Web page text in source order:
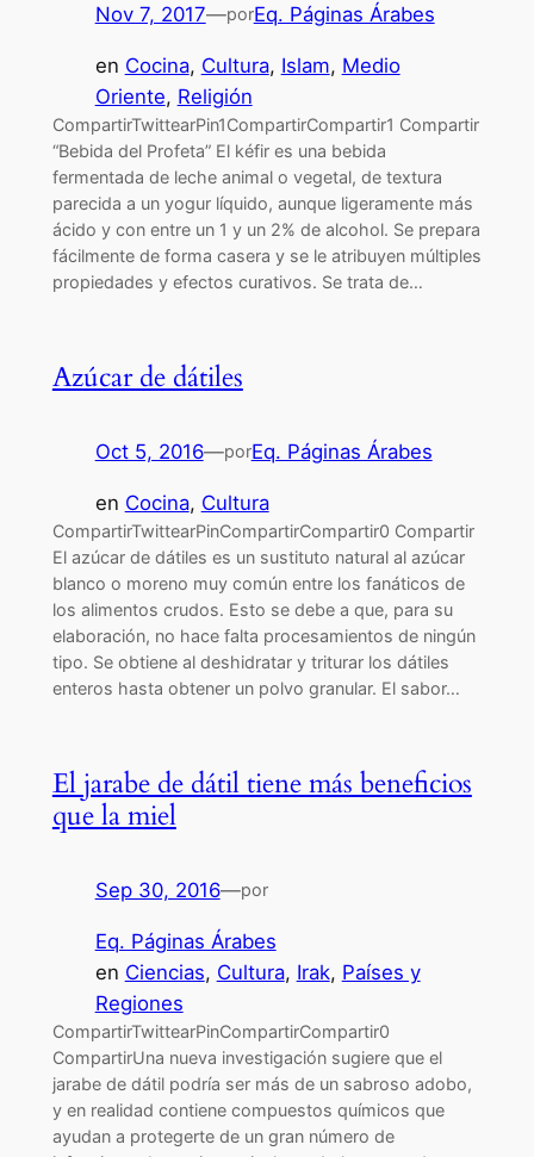
Nov 7, 2017—porEq. Páginas Árabes
en Cocina, Cultura, Islam, Medio
Oriente, Religión
CompartirTwittearPin1CompartirCompartir1 Compartir
“Bebida del Profeta” El kéfir es una bebida
fermentada de leche animal o vegetal, de textura
parecida a un yogur líquido, aunque ligeramente más
ácido y con entre un 1 y un 2% de alcohol. Se prepara
fácilmente de forma casera y se le atribuyen múltiples
propiedades y efectos curativos. Se trata de…
Azúcar de dátiles
Oct 5, 2016—porEq. Páginas Árabes
en Cocina, Cultura
CompartirTwittearPinCompartirCompartir0 Compartir
El azúcar de dátiles es un sustituto natural al azúcar
blanco o moreno muy común entre los fanáticos de
los alimentos crudos. Esto se debe a que, para su
elaboración, no hace falta procesamientos de ningún
tipo. Se obtiene al deshidratar y triturar los dátiles
enteros hasta obtener un polvo granular. El sabor…
El jarabe de dátil tiene más beneficios
que la miel
Sep 30, 2016—por
Eq. Páginas Árabes
en Ciencias, Cultura, Irak, Países y
Regiones
CompartirTwittearPinCompartirCompartir0
CompartirUna nueva investigación sugiere que el
jarabe de dátil podría ser más de un sabroso adobo,
y en realidad contiene compuestos químicos que
ayudan a protegerte de un gran número de